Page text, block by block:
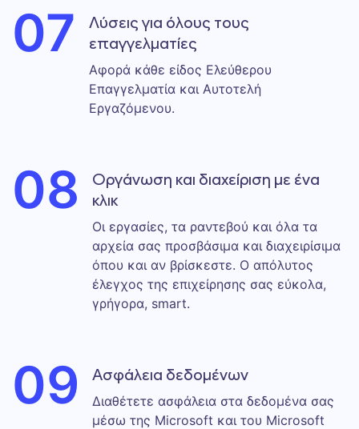
07
Λύσεις για όλους τους
επαγγελματίες
Αφορά κάθε είδος Ελεύθερου
Επαγγελματία και Αυτοτελή
Εργαζόμενου.
08
Οργάνωση και διαχείριση με ένα
κλικ
Οι εργασίες, τα ραντεβού και όλα τα
αρχεία σας προσβάσιμα και διαχειρίσιμα
όπου και αν βρίσκεστε. Ο απόλυτος
έλεγχος της επιχείρησης σας εύκολα,
γρήγορα, smart.
09 Ασφάλεια δεδομένων
Διαθέτετε ασφάλεια στα δεδομένα σας
μέσω της Microsoft και του Microsoft